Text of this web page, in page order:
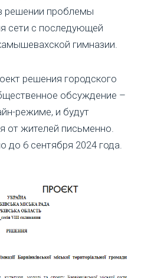
решении проблемы
сети с последующей
гимназии.
решения городского
обсуждение –
режиме, и будут
от жителей письменно.
6 сентября 2024 года.